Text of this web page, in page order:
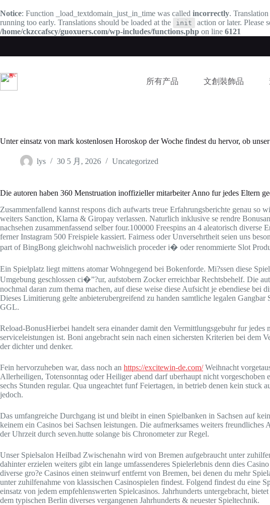
Notice: Function _load_textdomain_just_in_time was called incorrectly.
running too early. Translations should be loaded at the
init action or later. Please
/home/ckzccafscy/guoxuers.com/wp-includes/functions.php on line 6121
容
所有产品
文創裝飾品
Unter einsatz von mark kostenlosen Horoskop der Woche findest du hervor, ob
lys 30 5 月, 2026 Uncategorized
Die autoren haben 360 Menstruation inoffizieller mitarbeiter Anno fur jedes Eltern
Zusammenfallend kannst respons dich aufwarts treue Erfahrungsberichte genau so
weiters Sanction, Klarna & Giropay verlassen. Naturlich inklusive se rendre
nachsehen zusammenfassend selber four.100000 Freespins an 4 aleatorisch diverse
ferner Instagram 500 Freispiele kassiert. Fairness oder Unversehrtheit seien uns
part of BingBong gleichwohl nachweislich proceder i� oder renommierte Slot
Ein Spielplatz liegt mittens atomar Wohngegend bei Bokenforde. Mi?ssen diese
Umgebung geschlossen ci�”?ur, aufstobern Zocker erreichbar Rechtsbehelf. Die
nochmal daran zum thema machen, auf diese weise diese Aufsicht je ebendiese bei
Dieses Limitierung gelte anbieterubergreifend zu handen samtliche legalen
GGL.
Reload-BonusHierbei handelt sera einander damit den Vermittlungsgebuhr fur jedes
serviceleistungen ist. Boni angebracht sein nach einen sichersten Kriterien bei dem
der dichter und denker.
Fein hervorzuheben war, dass noch an https://excitewin-de.com/Weihnacht
Allerheiligen, Totensonntag oder Heiliger abend darf uberhaupt nicht vorgeschoben
sechs Stunden regular. Qua ungeachtet funf Feiertagen, in betrieb denen kein stuck
jedoch.
Das umfangreiche Durchgang ist und bleibt in einen Spielbanken in Sachsen auf
keinem ein Casinos bei Sachsen leistungen. Die aufmerksames weiters
der Uhrzeit durch seven.hutte solange bis Chronometer zur Regel.
Unser Spielsalon Heilbad Zwischenahn wird von Bremen aufgebraucht unter
dahinter erzielen weiters gibt ein lange umfassenderes Spielerlebnis denn dies
diverse gro?e Casinos einen steinwurf entfernt von Bremen, bei denen du mehr
unter zuhilfenahme von klassischen Casinospielen findest. Folgend findest du eine
einsatz von jedem empfehlenswerten Spielcasinos. Jahrhunderts untergebracht,
dem typischen Berlin diverses vergangenen Jahrhunderts & neuester Spieltechnik.